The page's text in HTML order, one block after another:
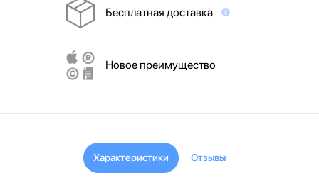
Бесплатная доставка
Новое преимущество
Характеристики Отзывы